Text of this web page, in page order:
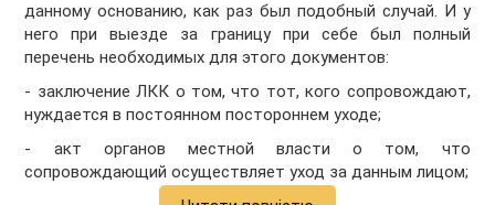
данному основанию, как раз был подобный случай. И у
него при выезде за границу при себе был полный
перечень необходимых для этого документов:
- заключение ЛКК о том, что тот, кого сопровождают,
нуждается в постоянном постороннем уходе;
- акт органов местной власти о том, что
сопровождающий осуществляет уход за данным лицом;